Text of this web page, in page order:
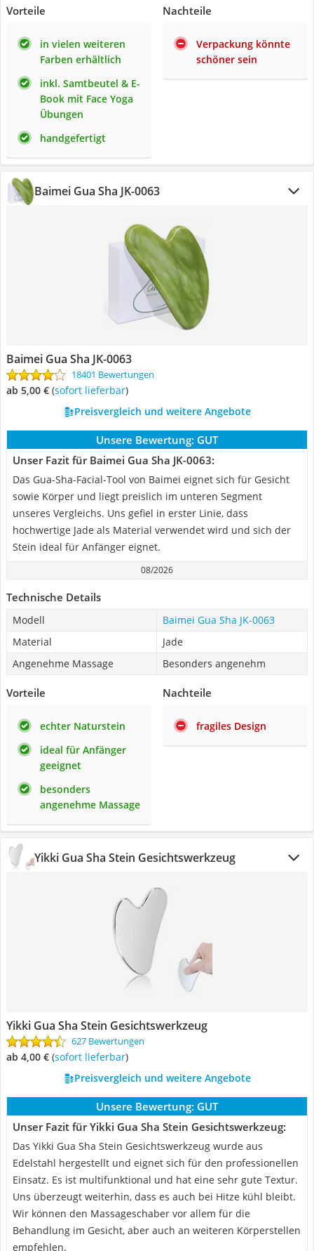
Vorteile
in vielen weiteren
Farben erhältlich
inkl. Samtbeutel & E-
Book mit Face Yoga
Übungen
handgefertigt
Nachteile
Verpackung könnte
schöner sein
Baimei Gua Sha JK-0063
Baimei Gua Sha JK-0063
18401 Bewertungen
ab 5,00 € ( Sofort lieferbar)
Preisvergleich und weitere Angebote
Unsere Bewertung: GUT
Unser Fazit für Baimei Gua Sha JK-0063:
Das Gua-Sha-Facial-Tool von Baimei eignet sich für Gesicht
sowie Körper und liegt preislich im unteren Segment
unseres Vergleichs. Uns gefiel in erster Linie, dass
hochwertige Jade als Material verwendet wird und sich der
Stein ideal für Anfänger eignet.
08/2026
Technische Details
Modell
Baimei Gua Sha JK-0063
Material
Jade
Angenehme Massage
Besonders angenehm
Vorteile
echter Naturstein
ideal für Anfänger
geeignet
besonders
angenehme Massage
Nachteile
fragiles Design
Yikki Gua Sha Stein Gesichtswerkzeug
Yikki Gua Sha Stein Gesichtswerkzeug
627 Bewertungen
ab 4,00 € ( Sofort lieferbar)
Preisvergleich und weitere Angebote
Unsere Bewertung: GUT
Unser Fazit für Yikki Gua Sha Stein Gesichtswerkzeug:
Das Yikki Gua Sha Stein Gesichtswerkzeug wurde aus
Edelstahl hergestellt und eignet sich für den professionellen
Einsatz. Es ist multifunktional und hat eine sehr gute Textur.
Uns überzeugt weiterhin, dass es auch bei Hitze kühl bleibt.
Wir können den Massageschaber vor allem für die
Behandlung im Gesicht, aber auch an weiteren Körperstellen
empfehlen.